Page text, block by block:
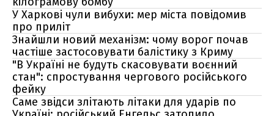
У Харкові чули вибухи: мер міста повідомив
про приліт
Знайшли новий механізм: чому ворог почав
частіше застосовувати балістику з Криму
"В Україні не будуть скасовувати воєнний
стан": спростування чергового російського
фейку
Саме звідси злітають літаки для ударів по